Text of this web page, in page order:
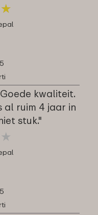
★
★
kwaliteit.
al ruim 4 jaar in
stuk."
★
★